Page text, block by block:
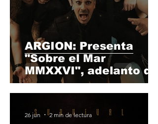
ARGION: Presenta
"Sobre el Mar
MMXXVI", adelanto de
su nuevo álbum
"VLTREIA" (30/10).
26 jun 2 min de lectura